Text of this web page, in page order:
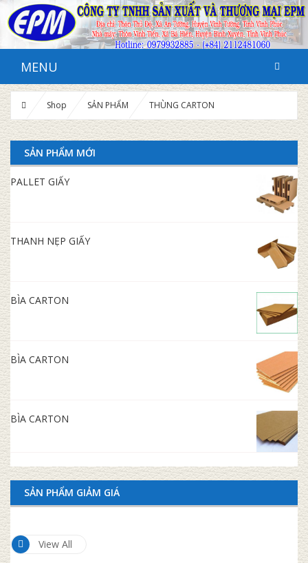
MENU
Shop SẢN PHẨM THÙNG CARTON
SẢN PHẨM MỚI
PALLET GIẤY
THANH NẸP GIẤY
BÌA CARTON
BÌA CARTON
BÌA CARTON
SẢN PHẨM GIẢM GIÁ
View All